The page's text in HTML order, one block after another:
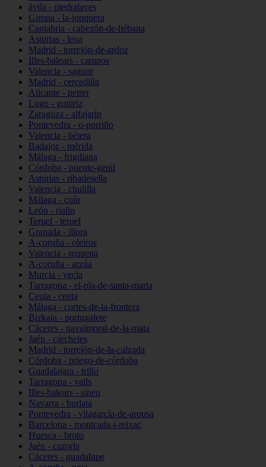
ávila - piedralaves
Girona - la-jonquera
Cantabria - cabezón-de-liébana
Asturias - lena
Madrid - torrejón-de-ardoz
Illes-balears - campos
Valencia - sagunt
Madrid - cercedilla
Alicante - petrer
Lugo - guitiriz
Zaragoza - alfajarín
Pontevedra - o-porriño
Valencia - bétera
Badajoz - mérida
Málaga - frigiliana
Córdoba - puente-genil
Asturias - ribadesella
Valencia - chulilla
Málaga - coín
León - riaño
Teruel - teruel
Granada - illora
A-coruña - oleiros
Valencia - requena
A-coruña - arzúa
Murcia - yecla
Tarragona - el-pla-de-santa-maria
Ceuta - ceuta
Málaga - cortes-de-la-frontera
Bizkaia - portugalete
Cáceres - navalmoral-de-la-mata
Jaén - cárcheles
Madrid - torrejón-de-la-calzada
Córdoba - priego-de-córdoba
Guadalajara - trillo
Tarragona - valls
Illes-balears - sineu
Navarra - burlata
Pontevedra - vilagarcía-de-arousa
Barcelona - montcada-i-reixac
Huesca - broto
Jaén - cazorla
Cáceres - guadalupe